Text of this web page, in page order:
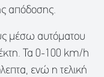
απόδοσης.
μέσω αυτόματου
Τα 0-100 km/h
ενώ η τελική